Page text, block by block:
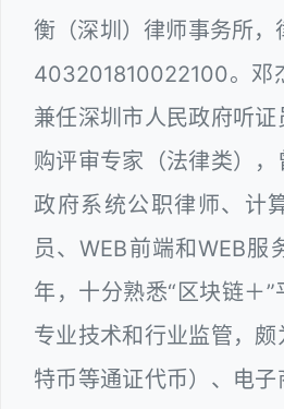
衡（深圳）律师事务所，
403201810022100。邓
兼任深圳市人民政府听
购评审专家（法律类）
政府系统公职律师、计
员、WEB前端和WEB服
年，十分熟悉“区块链＋
专业技术和行业监管，
特币等通证代币）、电子